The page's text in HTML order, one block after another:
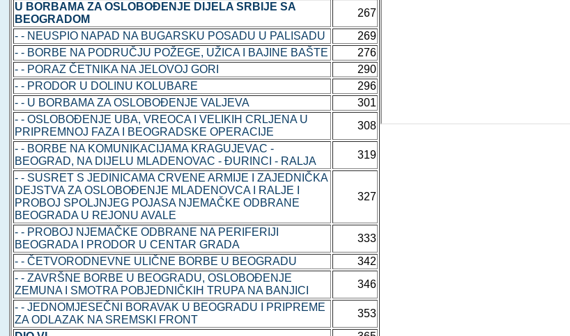
U BORBAMA ZA OSLOBOĐENJE DIJELA SRBIJE SA
BEOGRADOM
267
- - NEUSPIO NAPAD NA BUGARSKU POSADU U PALISADU
269
- - BORBE NA PODRUČJU POŽEGE, UŽICA I BAJINE BAŠTE
276
- - PORAZ ČETNIKA NA JELOVOJ GORI
290
- - PRODOR U DOLINU KOLUBARE
296
- - U BORBAMA ZA OSLOBOĐENJE VALJEVA
301
- - OSLOBOĐENJE UBA, VREOCA I VELIKIH CRLJENA U
PRIPREMNOJ FAZA I BEOGRADSKE OPERACIJE
308
- - BORBE NA KOMUNIKACIJAMA KRAGUJEVAC -
BEOGRAD, NA DIJELU MLADENOVAC - ĐURINCI - RALJA
319
- - SUSRET S JEDINICAMA CRVENE ARMIJE I ZAJEDNIČKA
DEJSTVA ZA OSLOBOĐENJE MLADENOVCA I RALJE I
PROBOJ SPOLJNJEG POJASA NJEMAČKE ODBRANE
BEOGRADA U REJONU AVALE
327
- - PROBOJ NJEMAČKE ODBRANE NA PERIFERIJI
BEOGRADA I PRODOR U CENTAR GRADA
333
- - ČETVORODNEVNE ULIČNE BORBE U BEOGRADU
342
- - ZAVRŠNE BORBE U BEOGRADU, OSLOBOĐENJE
ZEMUNA I SMOTRA POBJEDNIČKIH TRUPA NA BANJICI
346
- - JEDNOMJESEČNI BORAVAK U BEOGRADU I PRIPREME
ZA ODLAZAK NA SREMSKI FRONT
353